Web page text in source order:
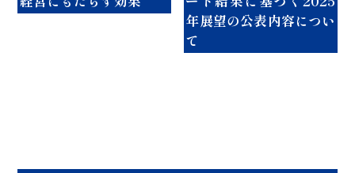
年展望の公表内容につい
て